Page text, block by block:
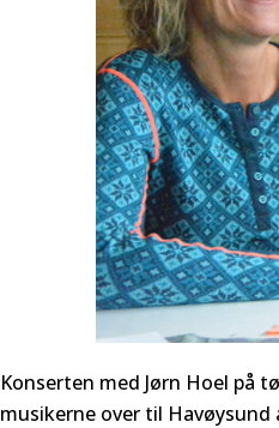
Konserten med Jørn Hoel på
musikerne over til